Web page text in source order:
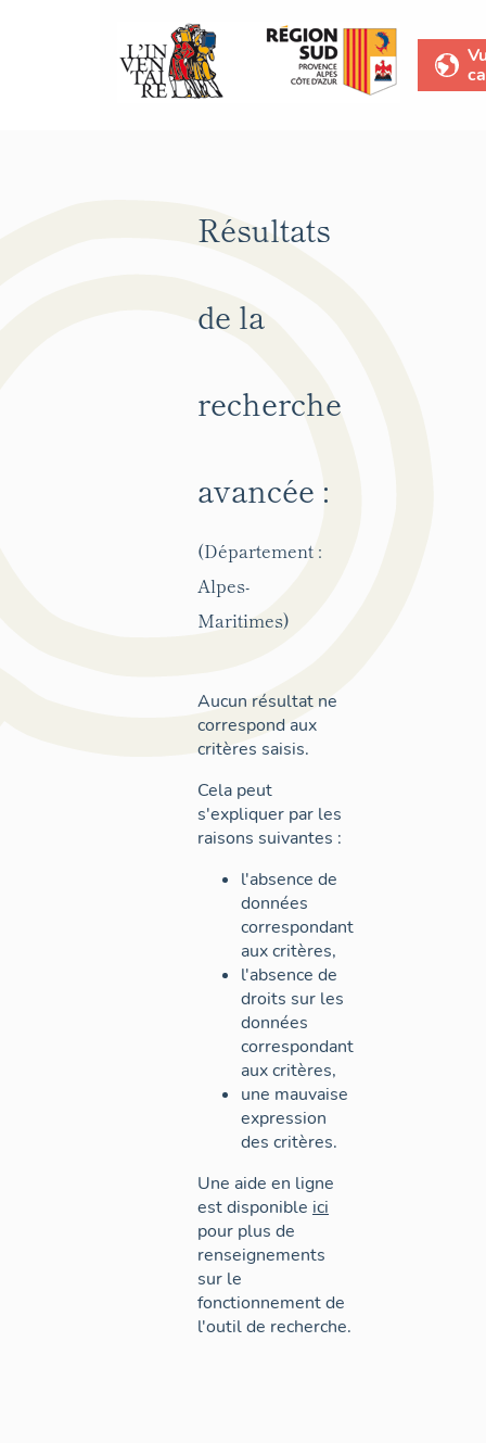
Résultats
de la
recherche
avancée :
(Département :
Alpes-
Maritimes)
Aucun résultat ne
correspond aux
critères saisis.
Cela peut
s'expliquer par les
raisons suivantes :
l'absence de
données
correspondant
aux critères,
l'absence de
droits sur les
données
correspondant
aux critères,
une mauvaise
expression
des critères.
Une aide en ligne
est disponible ici
pour plus de
renseignements
sur le
fonctionnement de
l'outil de recherche.